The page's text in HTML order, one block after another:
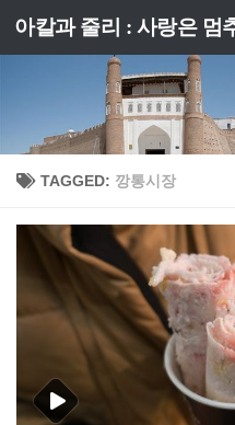
Skip to content
아칼과 줄리 : 사랑은 멈
TAGGED: 깡통시장